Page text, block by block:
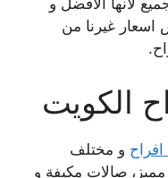
لأنها الافضل و
اسعار غيرنا من
الكويت
و مختلف
صالات مكيفة و